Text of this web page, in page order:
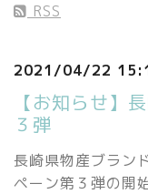
RSS
2021/04/22
【お知らせ】
３弾
長崎県物産ブラン
ペーン第３弾の開